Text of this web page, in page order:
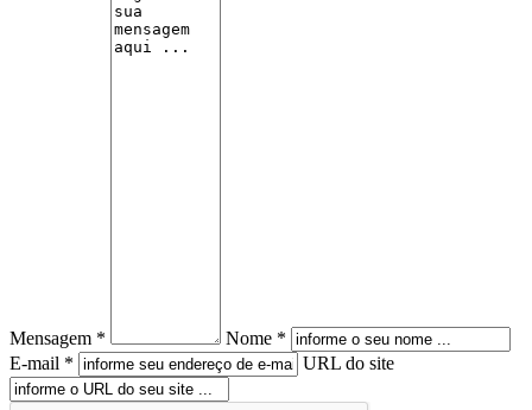
Mensagem *
Nome *
E-mail *
URL do site